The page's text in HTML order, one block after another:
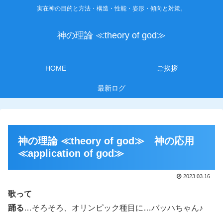
実在神の目的と方法・構造・性能・姿形・傾向と対策。
神の理論 ≪theory of god≫
HOME ご挨拶
最新ログ
神の理論 ≪theory of god≫ 神の応用
≪application of god≫
2023.03.16
歌って
踊る…そろそろ、オリンピック種目に…バッハちゃん♪